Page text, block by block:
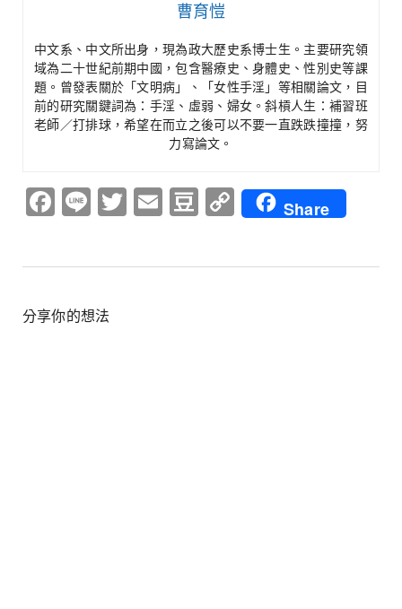
曹育愷
中文系、中文所出身，現為政大歷史系博士生。主要研究領
域為二十世紀前期中國，包含醫療史、身體史、性別史等課
題。曾發表關於「文明病」、「女性手淫」等相關論文，目
前的研究關鍵詞為：手淫、虛弱、婦女。斜槓人生：補習班
老師／打排球，希望在而立之後可以不要一直跌跌撞撞，努
力寫論文。
Facebook
LineTwitter
EmailDouban
CopyShare
分享你的想法